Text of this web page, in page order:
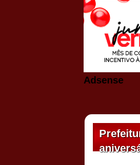
Adsense